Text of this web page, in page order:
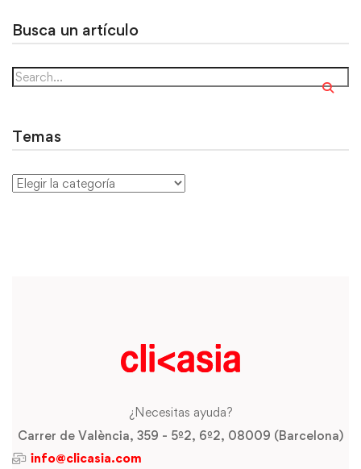
Busca un artículo
Temas
¿Necesitas ayuda?
Carrer de València, 359 - 5º2, 6º2, 08009 (Barcelona)
info@clicasia.com